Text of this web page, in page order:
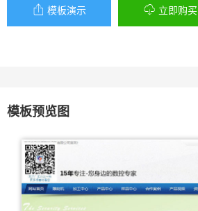
 模板演示  立即购买
模板预览图